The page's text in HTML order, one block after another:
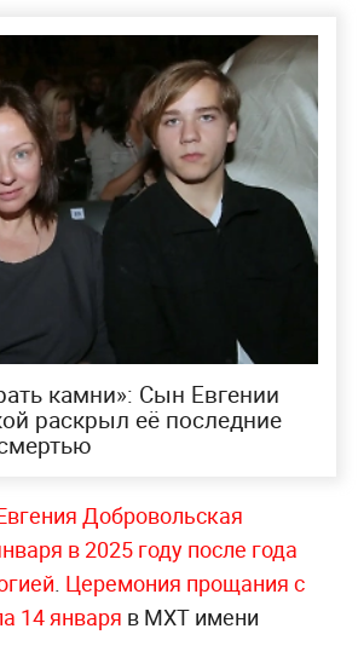
камни»: Сын Евгении
раскрыл её последние
Добровольская
в 2025 году после года
. Церемония прощания с
14 января в МХТ имени